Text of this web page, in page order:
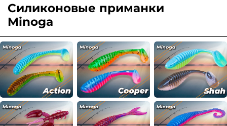
Силиконовые приманки
Minoga